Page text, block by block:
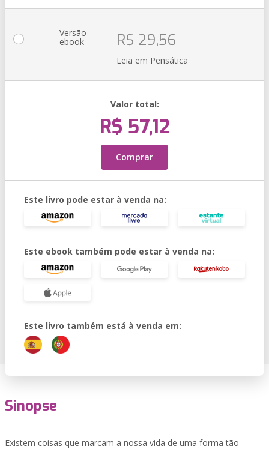
Versão
ebook R$ 29,56
Leia em Pensática
Valor total:
R$ 57,12
Comprar
Este livro pode estar à venda na:
Este ebook também pode estar à venda na:
Este livro também está à venda em:
Sinopse
Existem coisas que marcam a nossa vida de uma forma tão